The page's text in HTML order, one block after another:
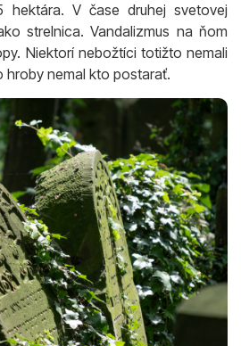
hektára. V čase druhej svetovej
strelnica. Vandalizmus na ňom
Niektorí nebožtíci totižto nemali
nemal kto postarať.